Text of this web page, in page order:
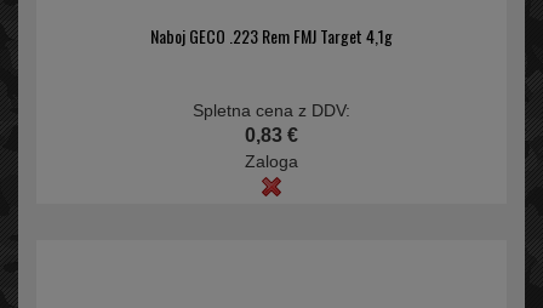
Naboj GECO .223 Rem FMJ Target 4,1g
Spletna cena z DDV:
0,83 €
Zaloga